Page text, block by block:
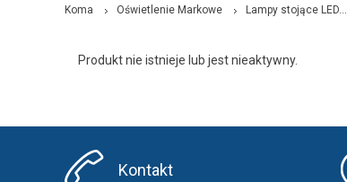
Koma Oświetlenie Markowe Lampy stojące LED...
Produkt nie istnieje lub jest nieaktywny.
Kontakt